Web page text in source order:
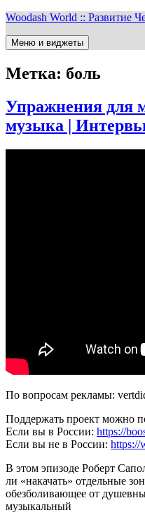
Перейти
содержимому
Woodash World :: Развитие
Меню и виджеты
Метка: боль
Упражнения для
музыка |
По вопросам рекламы:
Поддержать проект можно
Если вы в России: https://
Если вы не в России: https://
В этом эпизоде Роберт
ли «накачать» отдельные
обезболивающее от
музыкальный